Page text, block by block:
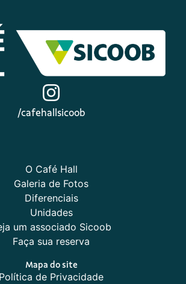
/cafehallsicoob
O Café Hall
Galeria de Fotos
Diferenciais
Unidades
um associado Sicoob
Faça sua reserva
Mapa do site
Política de Privacidade